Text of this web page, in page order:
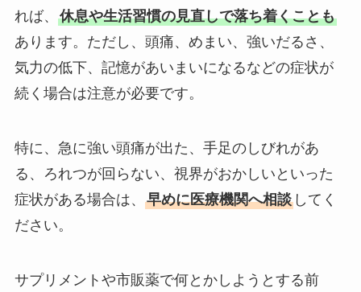
れば、 休息や生活習慣の見直しで落ち着くことも
あります。ただし、頭痛、めまい、強いだるさ、
気力の低下、記憶があいまいになるなどの症状が
続く場合は注意が必要です。
特に、急に強い頭痛が出た、手足のしびれがあ
る、ろれつが回らない、視界がおかしいといった
症状がある場合は、 早めに医療機関へ相談してく
ださい。
サプリメントや市販薬で何とかしようとする前